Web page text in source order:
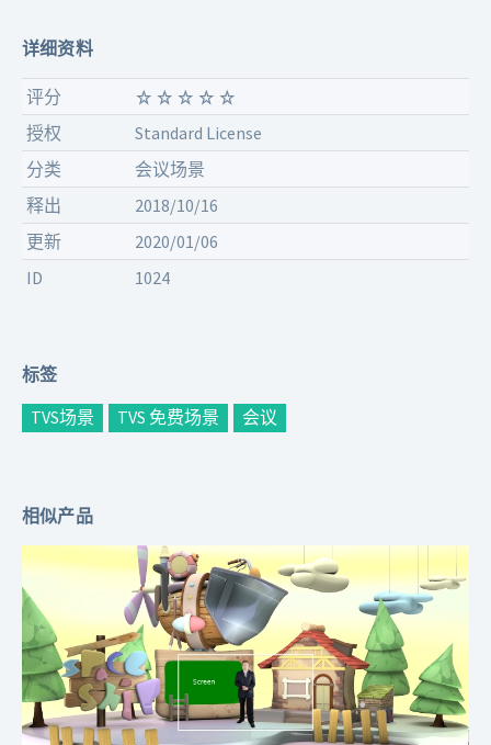
详细资料
评分
授权
Standard License
分类
会议场景
释出
2018/10/16
更新
2020/01/06
ID
1024
标签
TVS场景 TVS 免费场景 会议
相似产品